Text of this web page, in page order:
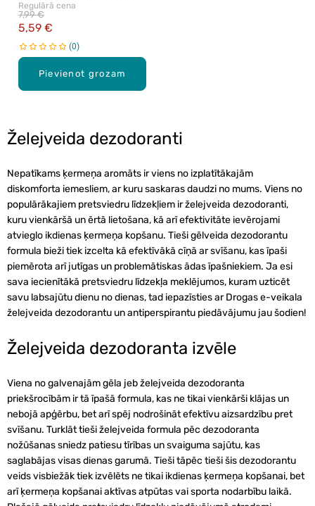
Pievienot grozam
zīmulis, 40g
Regulārā cena
5,59 €
7,99 €
0
Želejveida dezodoranti
Nepatīkams ķermeņa aromāts ir viens no izplatītākajām
diskomforta iemesliem, ar kuru saskaras daudzi no mums. Viens no
populārākajiem pretsviedru līdzekļiem ir želejveida dezodoranti,
kuru vienkāršā un ērtā lietošana, kā arī efektivitāte ievērojami
atvieglo ikdienas ķermeņa kopšanu. Tieši gēlveida dezodorantu
formula bieži tiek izcelta kā efektīvākā cīņā ar svīšanu, kas īpaši
piemērota arī jutīgas un problemātiskas ādas īpašniekiem. Ja esi
sava iecienītākā pretsviedru līdzekļa meklējumos, kuram uzticēt
savu labsajūtu dienu no dienas, tad iepazīsties ar Drogas e-veikala
želejveida dezodorantu un antiperspirantu piedāvājumu jau šodien!
Želejveida dezodoranta izvēle
Viena no galvenajām gēla jeb želejveida dezodoranta
priekšrocībām ir tā īpašā formula, kas ne tikai vienkārši klājas un
nebojā apģērbu, bet arī spēj nodrošināt efektīvu aizsardzību pret
svīšanu. Turklāt tieši želejveida formula pēc dezodoranta
nožūšanas sniedz patiesu tīrības un svaiguma sajūtu, kas
saglabājas visas dienas garumā. Tieši tāpēc tieši šis dezodorantu
veids visbiežāk tiek izvēlēts ne tikai ikdienas ķermeņa kopšanai, bet
arī ķermeņa kopšanai aktīvas atpūtas vai sporta nodarbību laikā.